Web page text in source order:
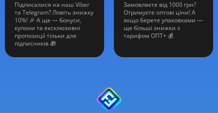
Підписалися на наш Viber
та Telegram? Ловіть знижку
10%! 🎉 А ще — бонуси,
купони та ексклюзивні
пропозиції тільки для
підписників 🎁
Замовляєте від 1000 грн?
Отримуєте оптові ціни! А
якщо берете упаковками —
ще більші знижки з
тарифом ОПТ+ 💰